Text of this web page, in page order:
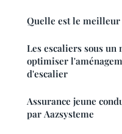
Quelle est le
Les escaliers sous un
optimiser
d'escalier
Assurance jeune
par Aazsysteme